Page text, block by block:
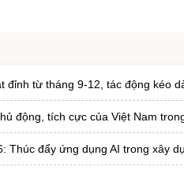
đỉnh từ tháng 9-12, tác động kéo
động, tích cực của Việt Nam
Thúc đẩy ứng dụng AI trong xây